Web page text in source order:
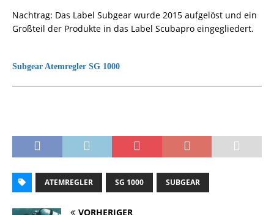
Nachtrag: Das Label Subgear wurde 2015 aufgelöst und ein
Großteil der Produkte in das Label Scubapro eingegliedert.
Subgear Atemregler SG 1000
ATEMREGLER SG 1000 SUBGEAR
VORHERIGER